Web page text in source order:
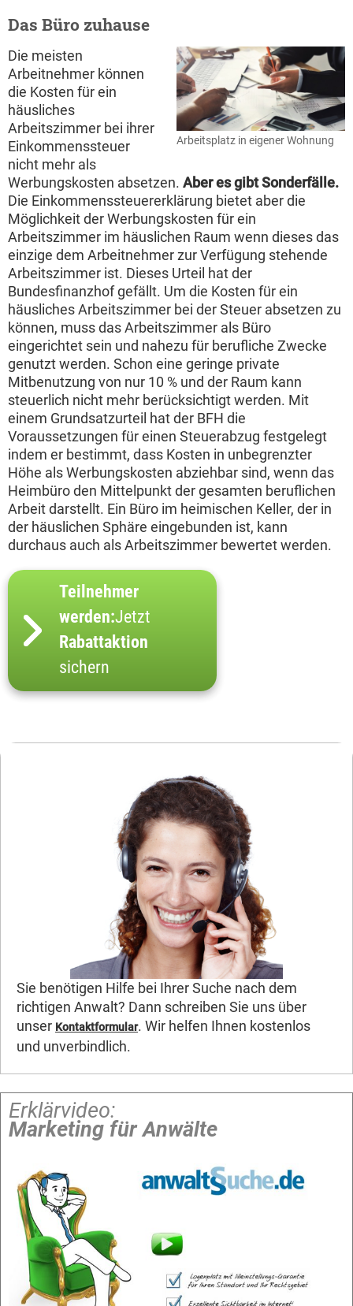
Das Büro zuhause
Arbeitsplatz in eigener Wohnung
Die meisten
Arbeitnehmer können
die Kosten für ein
häusliches
Arbeitszimmer bei ihrer
Einkommenssteuer
nicht mehr als
Werbungskosten absetzen. Aber es gibt Sonderfälle.
Die Einkommenssteuererklärung bietet aber die
Möglichkeit der Werbungskosten für ein
Arbeitszimmer im häuslichen Raum wenn dieses das
einzige dem Arbeitnehmer zur Verfügung stehende
Arbeitszimmer ist. Dieses Urteil hat der
Bundesfinanzhof gefällt. Um die Kosten für ein
häusliches Arbeitszimmer bei der Steuer absetzen zu
können, muss das Arbeitszimmer als Büro
eingerichtet sein und nahezu für berufliche Zwecke
genutzt werden. Schon eine geringe private
Mitbenutzung von nur 10 % und der Raum kann
steuerlich nicht mehr berücksichtigt werden. Mit
einem Grundsatzurteil hat der BFH die
Voraussetzungen für einen Steuerabzug festgelegt
indem er bestimmt, dass Kosten in unbegrenzter
Höhe als Werbungskosten abziehbar sind, wenn das
Heimbüro den Mittelpunkt der gesamten beruflichen
Arbeit darstellt. Ein Büro im heimischen Keller, der in
der häuslichen Sphäre eingebunden ist, kann
durchaus auch als Arbeitszimmer bewertet werden.
Teilnehmer
werden:Jetzt
Rabattaktion
sichern
Sie benötigen Hilfe bei Ihrer Suche nach dem
richtigen Anwalt? Dann schreiben Sie uns über
unser Kontaktformular. Wir helfen Ihnen kostenlos
und unverbindlich.
Erklärvideo:
Marketing für Anwälte